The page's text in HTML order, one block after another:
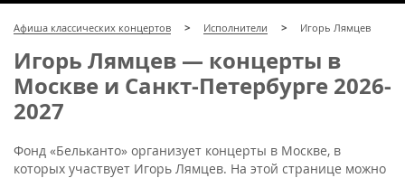
8 (499) 923-22-78
8 (800) 770-09-71
для регионов
Афиша классических концертов Исполнители Игорь Лямцев
Игорь Лямцев — концерты в
Москве и Санкт-Петербурге 2026-
2027
Фонд «Бельканто» организует концерты в Москве, в
которых участвует Игорь Лямцев. На этой странице можно